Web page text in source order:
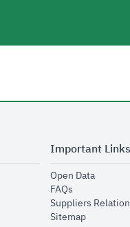
Important Links
Open Dataopens
FAQsopens in new
Suppliers
Sitemapopens in